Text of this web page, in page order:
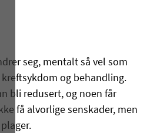
seg, mentalt så vel som
og behandling.
bli redusert, og noen får
få alvorlige senskader, men